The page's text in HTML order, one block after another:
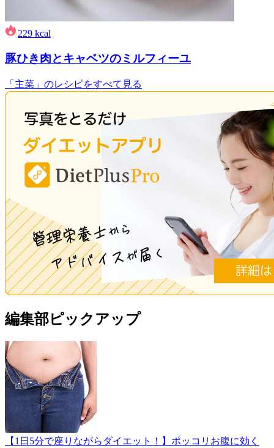
229 kcal
豚ひき肉とキャベツのミルフィーユ
「主菜」のレシピをすべて見る
編集部ピックアップ
【1日5分で座りながらダイエット！】ポッコリお腹に効く